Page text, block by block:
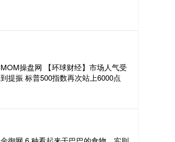
MOM操盘网 【环球财经】市场人气受
到提振 标普500指数再次站上6000点